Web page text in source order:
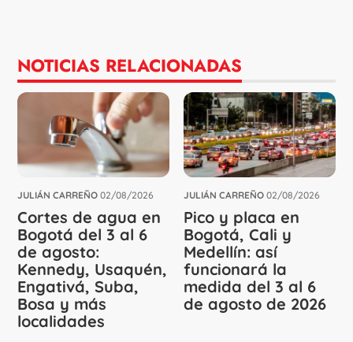
NOTICIAS RELACIONADAS
JULIÁN CARREÑO 02/08/2026
Cortes de agua en
Bogotá del 3 al 6
de agosto:
Kennedy, Usaquén,
Engativá, Suba,
Bosa y más
localidades
JULIÁN CARREÑO 02/08/2026
Pico y placa en
Bogotá, Cali y
Medellín: así
funcionará la
medida del 3 al 6
de agosto de 2026